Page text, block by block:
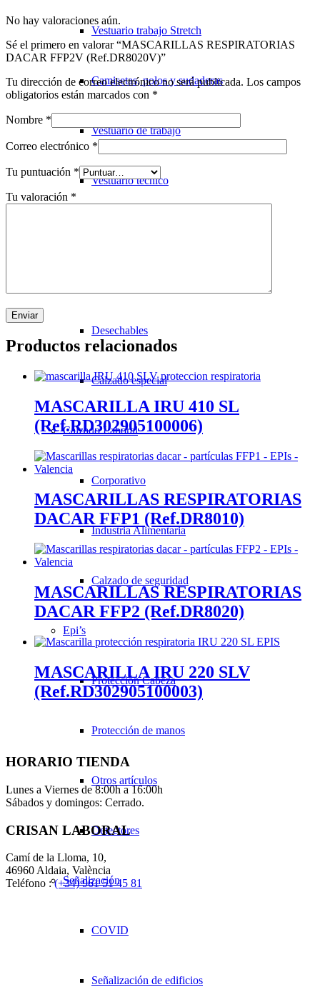
Vestuario trabajo Stretch
Camisetas, polos y sudaderas
Vestuario de trabajo
Vestuario técnico
Desechables
Calzado especial
Calzado Laboral
Corporativo
Industria Alimentaria
Calzado de seguridad
Epi’s
Protección Cabeza
Protección de manos
Otros artículos
Detectores
Señalización
COVID
Señalización de edificios
No hay valoraciones aún.
Sé el primero en valorar “MASCARILLAS RESPIRATORIAS
DACAR FFP2V (Ref.DR8020V)”
Tu dirección de correo electrónico no será publicada. Los campos
obligatorios están marcados con *
Nombre *
Correo electrónico *
Tu puntuación *
Tu valoración *
Productos relacionados
MASCARILLA IRU 410 SL
(Ref.RD302905100006)
MASCARILLAS RESPIRATORIAS
DACAR FFP1 (Ref.DR8010)
MASCARILLAS RESPIRATORIAS
DACAR FFP2 (Ref.DR8020)
MASCARILLA IRU 220 SLV
(Ref.RD302905100003)
HORARIO TIENDA
Lunes a Viernes de 8:00h a 16:00h
Sábados y domingos: Cerrado.
CRISAN LABORAL
Camí de la Lloma, 10,
46960 Aldaia, València
Teléfono :(+34) 961 51 45 81